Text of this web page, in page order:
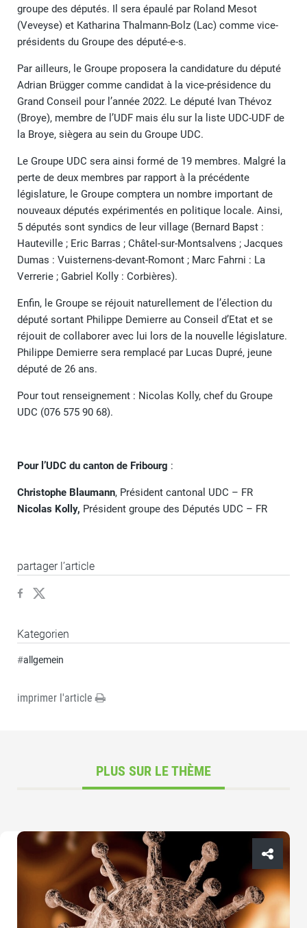
groupe des députés. Il sera épaulé par Roland Mesot
(Veveyse) et Katharina Thalmann-Bolz (Lac) comme vice-
présidents du Groupe des député-e-s.
Par ailleurs, le Groupe proposera la candidature du député
Adrian Brügger comme candidat à la vice-présidence du
Grand Conseil pour l’année 2022. Le député Ivan Thévoz
(Broye), membre de l’UDF mais élu sur la liste UDC-UDF de
la Broye, siègera au sein du Groupe UDC.
Le Groupe UDC sera ainsi formé de 19 membres. Malgré la
perte de deux membres par rapport à la précédente
législature, le Groupe comptera un nombre important de
nouveaux députés expérimentés en politique locale. Ainsi,
5 députés sont syndics de leur village (Bernard Bapst :
Hauteville ; Eric Barras ; Châtel-sur-Montsalvens ; Jacques
Dumas : Vuisternens-devant-Romont ; Marc Fahrni : La
Verrerie ; Gabriel Kolly : Corbières).
Enfin, le Groupe se réjouit naturellement de l’élection du
député sortant Philippe Demierre au Conseil d’Etat et se
réjouit de collaborer avec lui lors de la nouvelle législature.
Philippe Demierre sera remplacé par Lucas Dupré, jeune
député de 26 ans.
Pour tout renseignement : Nicolas Kolly, chef du Groupe
UDC (076 575 90 68).
Pour l’UDC du canton de Fribourg :
Christophe Blaumann, Président cantonal UDC – FR
Nicolas Kolly, Président groupe des Députés UDC – FR
partager l’article
Kategorien
#allgemein
imprimer l'article
PLUS SUR LE THÈME